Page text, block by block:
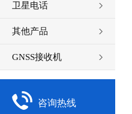
卫星电话
其他产品
GNSS接收机
咨询热线